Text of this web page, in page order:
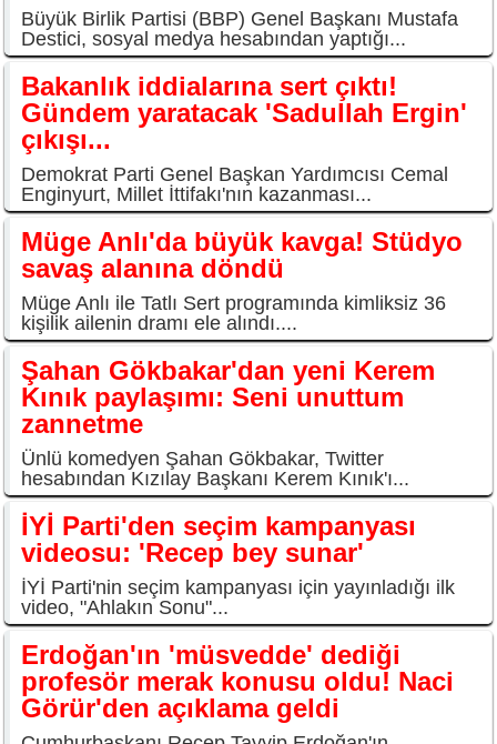
Büyük Birlik Partisi (BBP) Genel Başkanı Mustafa
Destici, sosyal medya hesabından yaptığı...
Bakanlık iddialarına sert çıktı!
Gündem yaratacak 'Sadullah Ergin'
çıkışı...
Demokrat Parti Genel Başkan Yardımcısı Cemal
Enginyurt, Millet İttifakı'nın kazanması...
Müge Anlı'da büyük kavga! Stüdyo
savaş alanına döndü
Müge Anlı ile Tatlı Sert programında kimliksiz 36
kişilik ailenin dramı ele alındı....
Şahan Gökbakar'dan yeni Kerem
Kınık paylaşımı: Seni unuttum
zannetme
Ünlü komedyen Şahan Gökbakar, Twitter
hesabından Kızılay Başkanı Kerem Kınık'ı...
İYİ Parti'den seçim kampanyası
videosu: 'Recep bey sunar'
İYİ Parti'nin seçim kampanyası için yayınladığı ilk
video, "Ahlakın Sonu"...
Erdoğan'ın 'müsvedde' dediği
profesör merak konusu oldu! Naci
Görür'den açıklama geldi